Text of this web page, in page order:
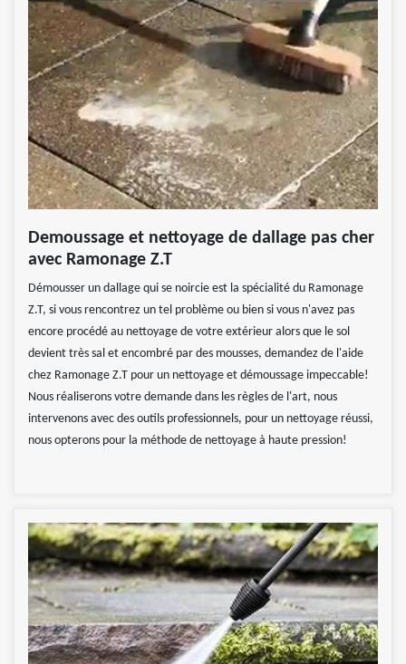
Demoussage et nettoyage de dallage pas cher
avec Ramonage Z.T
Démousser un dallage qui se noircie est la spécialité du Ramonage
Z.T, si vous rencontrez un tel problème ou bien si vous n'avez pas
encore procédé au nettoyage de votre extérieur alors que le sol
devient très sal et encombré par des mousses, demandez de l'aide
chez Ramonage Z.T pour un nettoyage et démoussage impeccable!
Nous réaliserons votre demande dans les règles de l'art, nous
intervenons avec des outils professionnels, pour un nettoyage réussi,
nous opterons pour la méthode de nettoyage à haute pression!